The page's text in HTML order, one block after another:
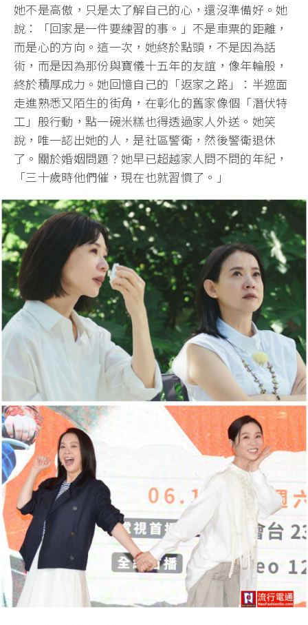
她不是高傲，只是太了解自己的心，還沒準備好。她
說：「回家是一件要練習的事。」不是車票的距離，
而是心的方向。這一次，她終於點頭，不是因為話
術，而是因為那份與寶儀十五年的友誼，像年輪般，
終於積厚成力。她回憶自己的「返家之路」：半遮面
走進熟悉又陌生的街角，在彰化的舊家像個「潛伏特
工」般行動，點一碗米糕也得透過家人外送。她笑
說，唯一認出她的人，是社區警衛，然後警衛退休
了。關於婚姻問題？她早已超越家人問不問的年紀，
「三十歲時他們催，現在也就習慣了。」